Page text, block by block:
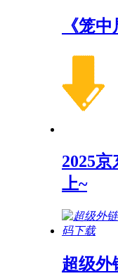
《笼
2025
上~
超级外